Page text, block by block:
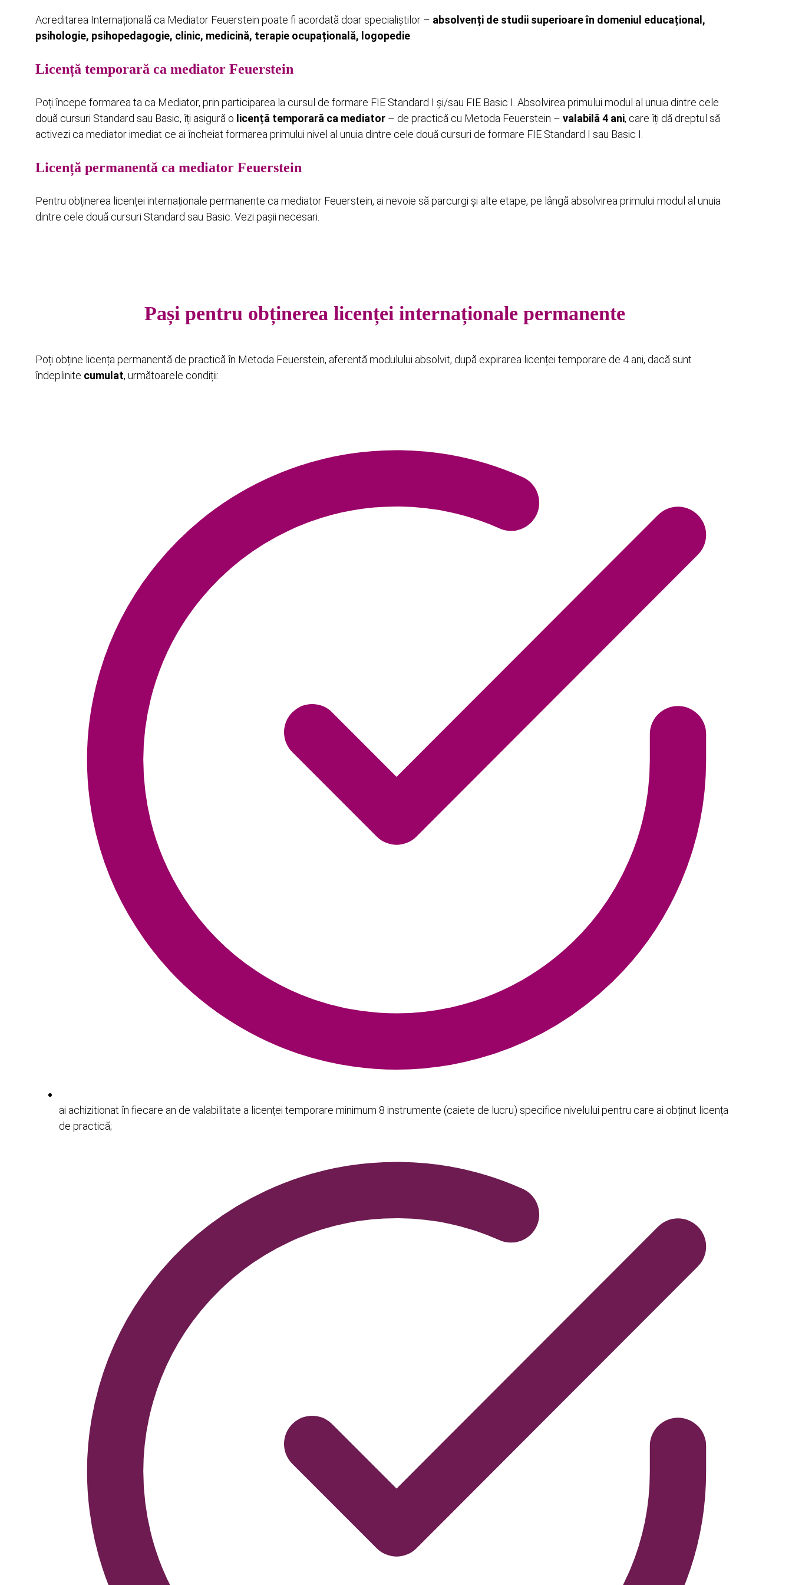
Acreditarea Internațională ca Mediator Feuerstein poate fi acordată doar specialiștilor – absolvenți de studii superioare în domeniul educațional,
psihologie, psihopedagogie, clinic, medicină, terapie ocupațională, logopedie
Licență temporară ca mediator Feuerstein
Poți începe formarea ta ca Mediator, prin participarea la cursul de formare FIE Standard I și/sau FIE Basic I. Absolvirea primului modul al unuia dintre cele
două cursuri Standard sau Basic, îți asigură o licență temporară ca mediator – de practică cu Metoda Feuerstein – valabilă 4 ani, care îți dă dreptul să
activezi ca mediator imediat ce ai încheiat formarea primului nivel al unuia dintre cele două cursuri de formare FIE Standard I sau Basic I.
Licență permanentă ca mediator Feuerstein
Pentru obținerea licenței internaționale permanente ca mediator Feuerstein, ai nevoie să parcurgi și alte etape, pe lângă absolvirea primului modul al unuia
dintre cele două cursuri Standard sau Basic. Vezi pașii necesari.
Pași pentru obținerea licenței internaționale permanente
Poți obține licența permanentă de practică în Metoda Feuerstein, aferentă modulului absolvit, după expirarea licenței temporare de 4 ani, dacă sunt
îndeplinite cumulat, următoarele condiții:
ai achizitionat în fiecare an de valabilitate a licenței temporare minimum 8 instrumente (caiete de lucru) specifice nivelului pentru care ai obținut licența
de practică;